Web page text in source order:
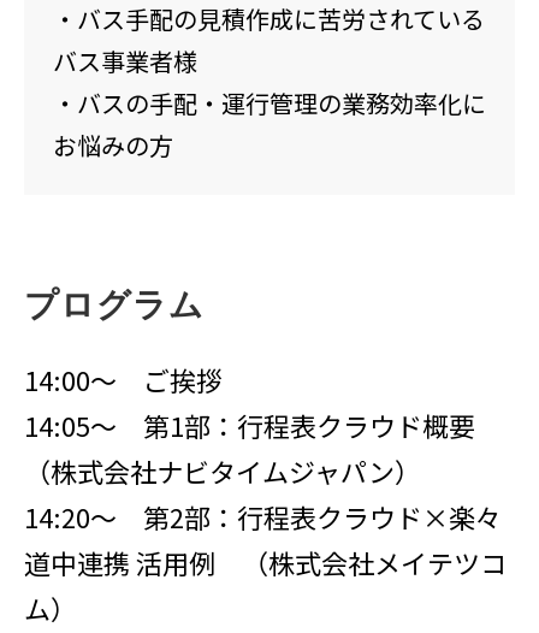
・バス手配の見積作成に苦労されている
バス事業者様
・バスの手配・運行管理の業務効率化に
お悩みの方
プログラム
14:00〜 ご挨拶
14:05〜 第1部：行程表クラウド概要
（株式会社ナビタイムジャパン）
14:20〜 第2部：行程表クラウド×楽々
道中連携 活用例 （株式会社メイテツコ
ム）